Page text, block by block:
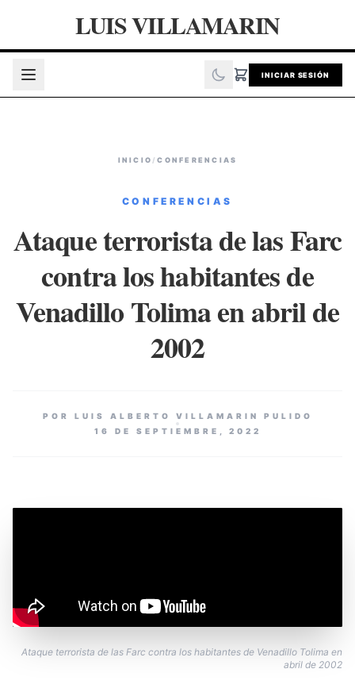
LUIS VILLAMARIN
INICIAR SESIÓN
INICIO /CONFERENCIAS
CONFERENCIAS
Ataque terrorista de las Farc
contra los habitantes de
Venadillo Tolima en abril de
2002
POR LUIS ALBERTO VILLAMARIN PULIDO
16 DE SEPTIEMBRE, 2022
Ataque terrorista de las Farc contra los habitantes de Venadillo Tolima en
abril de 2002